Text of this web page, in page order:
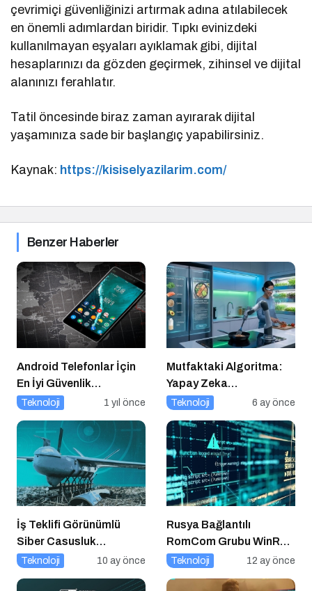
çevrimiçi güvenliğinizi artırmak adına atılabilecek
en önemli adımlardan biridir. Tıpkı evinizdeki
kullanılmayan eşyaları ayıklamak gibi, dijital
hesaplarınızı da gözden geçirmek, zihinsel ve dijital
alanınızı ferahlatır.
Tatil öncesinde biraz zaman ayırarak dijital
yaşamınıza sade bir başlangıç yapabilirsiniz.
Kaynak: https://kisiselyazilarim.com/
Benzer Haberler
Android Telefonlar İçin
En İyi Güvenlik
Uygulamaları
Teknoloji 1 yıl önce
Mutfaktaki Algoritma:
Yapay Zeka
Gastronomiyi Nasıl
Teknoloji 6 ay önce
İş Teklifi Görünümlü
Siber Casusluk
Operasyonu
Teknoloji 10 ay önce
Rusya Bağlantılı
RomCom Grubu WinRAR
Açığını Hedef Aldı
Teknoloji 12 ay önce